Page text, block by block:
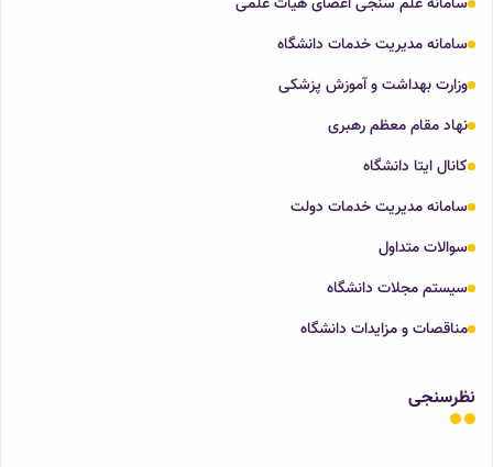
سامانه مدیریت خدمات دانشگاه
وزارت بهداشت و آموزش پزشکی
نهاد مقام معظم رهبری
کانال ایتا دانشگاه
سامانه مدیریت خدمات دولت
سوالات متداول
سیستم مجلات دانشگاه
مناقصات و مزایدات دانشگاه
نظرسنجی